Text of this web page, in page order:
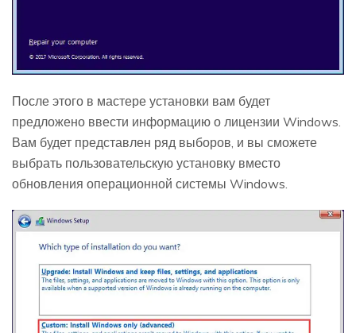
После этого в мастере установки вам будет
предложено ввести информацию о лицензии Windows.
Вам будет представлен ряд выборов, и вы сможете
выбрать пользовательскую установку вместо
обновления операционной системы Windows.